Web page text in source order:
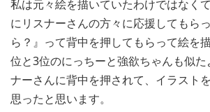
私は元々絵を描いていたわけではなく
にリスナーさんの方々に応援してもら
ら？』って背中を押してもらって絵を
位と3位のにっちーと強欲ちゃんも似
ナーさんに背中を押されて、イラスト
思ったと思います。